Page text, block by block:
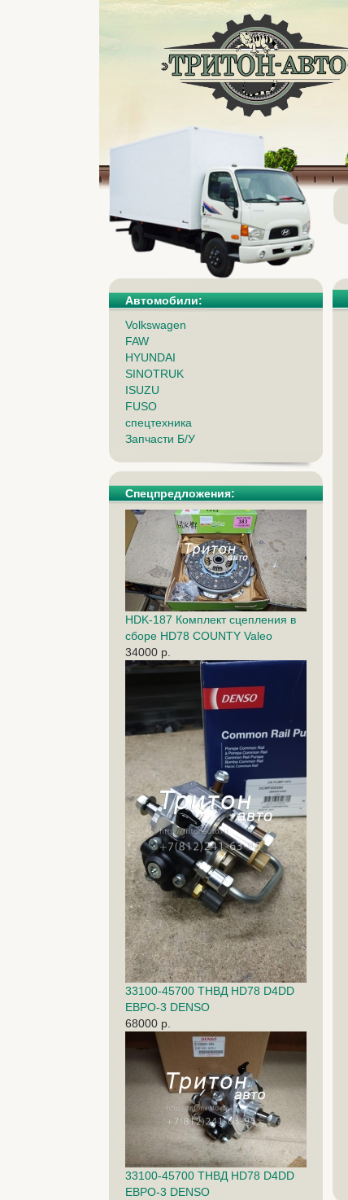
Автомобили:
Volkswagen
FAW
HYUNDAI
SINOTRUK
ISUZU
FUSO
спецтехника
Запчасти Б/У
Спецпредложения:
HDK-187 Комплект сцепления в
сборе HD78 COUNTY Valeo
34000 р.
33100-45700 ТНВД HD78 D4DD
ЕВРО-3 DENSO
68000 р.
33100-45700 ТНВД HD78 D4DD
ЕВРО-3 DENSO